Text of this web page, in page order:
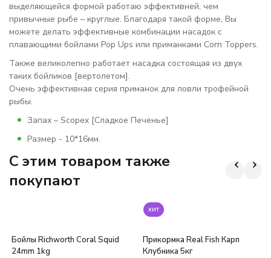
выделяющейся формой работаю эффективней, чем
привычные рыбе – круглые. Благодаря такой форме, Вы
можете делать эффективные комбинации насадок с
плавающими бойлами Pop Ups или приманками Corn Toppers.
Также великолепно работает насадка состоящая из двух
таких бойликов [вертолетом].
Очень эффективная серия приманок для ловли трофейной
рыбы.
Запах – Scopex [Сладкое Печенье]
Размер - 10*16мм.
C этим товаром также
покупают
Бойлы Richworth Coral Squid
24mm 1kg
хит
Прикормка Real Fish Карп
Клубника 5кг